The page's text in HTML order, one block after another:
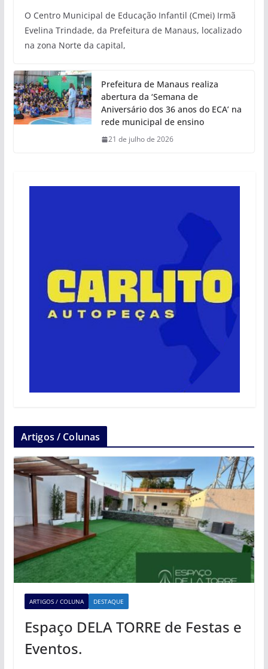
O Centro Municipal de Educação Infantil (Cmei) Irmã
Evelina Trindade, da Prefeitura de Manaus, localizado
na zona Norte da capital,
Prefeitura de Manaus realiza
abertura da ‘Semana de
Aniversário dos 36 anos do ECA’ na
rede municipal de ensino
21 de julho de 2026
Artigos / Colunas
ARTIGOS / COLUNA DESTAQUE
Espaço DELA TORRE de Festas e
Eventos.